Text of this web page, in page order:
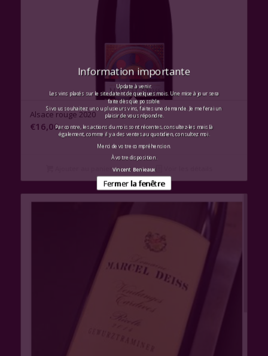
Alsace rouge 2020
€16,00
Ajouter au panier
Information importante
Update à venir.
Les vins placés sur le site datent de quelques mois. Une mise à jour sera
faite dès que possible.
Si vous souhaitez un ou plusieurs vins, faites une demande. Je me ferai un
plaisir de vous répondre.
Par contre, les actions du mois sont récentes, consultez-les mais là
également, comme il y a des ventes au quotidien, consultez moi.
Merci de votre compréhension.
À votre disposition.
Vincent Benieaux
Fermer la fenêtre